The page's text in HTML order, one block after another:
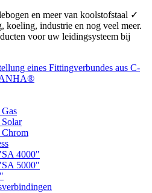
en meer van koolstofstaal ✓
koeling, industrie en nog veel meer.
voor uw leidingsysteem bij
4000"
5000"